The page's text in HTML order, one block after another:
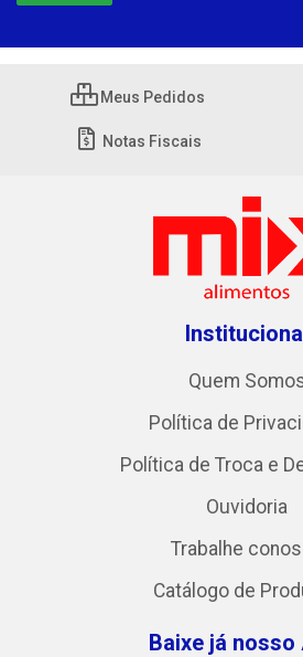
Meus Pedidos
Notas Fiscais
Quem
Política de
Política de Troca e
Ouvidoria
Trabalhe
Catálogo de
Baixe já nosso